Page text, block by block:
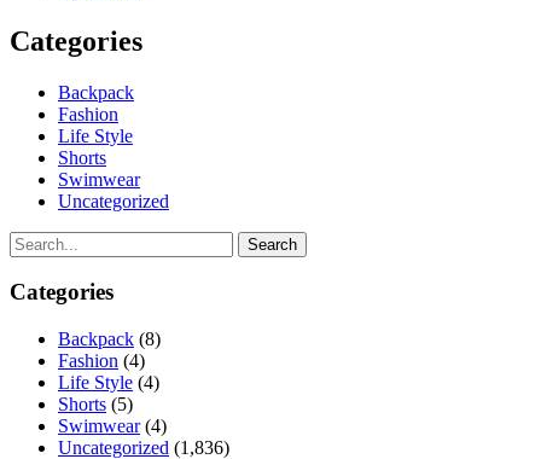
Categories
Backpack
Fashion
Life Style
Shorts
Swimwear
Uncategorized
Search
Categories
Backpack (8)
Fashion (4)
Life Style (4)
Shorts (5)
Swimwear(4)
Uncategorized (1,836)